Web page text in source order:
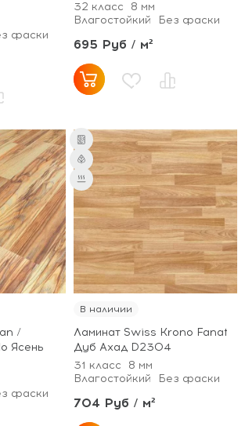
фаски
32 класс
8 мм
Влагостойкий
Без фаски
695 Руб / м²
/
Ясень
фаски
В наличии
Ламинат Swiss Krono Fanat
Дуб Ахад D2304
31 класс
8 мм
Влагостойкий
Без фаски
704 Руб / м²